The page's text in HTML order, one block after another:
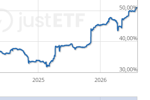
2025 2026
30,00%
40,00%
50,00%